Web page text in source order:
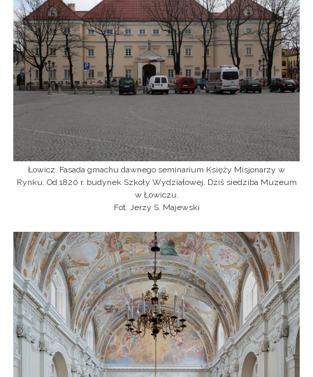
Łowicz. Fasada gmachu dawnego seminarium Księży Misjonarzy w
Rynku. Od 1820 r. budynek Szkoły Wydziałowej. Dziś siedziba Muzeum
w Łowiczu.
Fot. Jerzy S. Majewski